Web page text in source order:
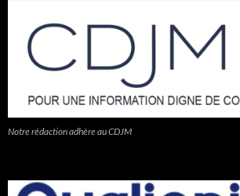
Notre rédaction adhère au CDJM